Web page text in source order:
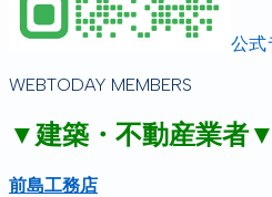
公式
WEBTODAY MEMBERS
▼建築・不動産業者▼
前島工務店